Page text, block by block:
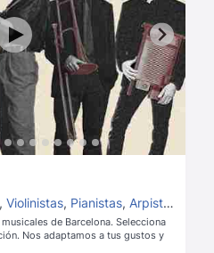
, Violinistas, Pianistas, Arpistas
de Barcelona. Selecciona
tus gustos y